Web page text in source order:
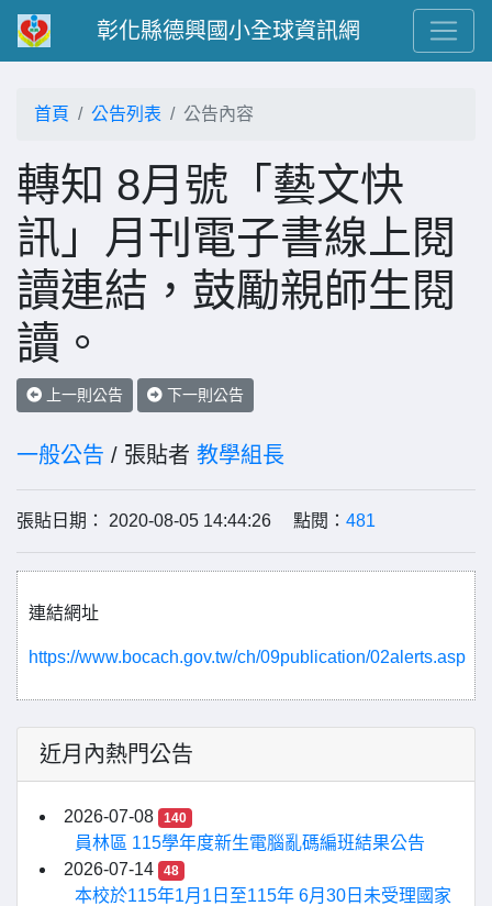
彰化縣德興國小全球資訊網
首頁 公告列表 公告內容
轉知 8月號「藝文快
訊」月刊電子書線上閱
讀連結，鼓勵親師生閱
讀。
上一則公告 下一則公告
一般公告 / 張貼者 教學組長
張貼日期： 2020-08-05 14:44:26 點閱： 481
連結網址
https://www.bocach.gov.tw/ch/09publication/02alerts.asp
近月內熱門公告
2026-07-08 140
員林區 115學年度新生電腦亂碼編班結果公告
2026-07-14
48
本校於115年1月1日至115年 6月30日未受理國家